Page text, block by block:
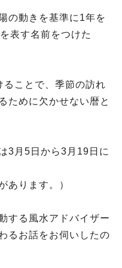
の動きを基準に1年を
表す名前をつけた
ことで、季節の訪れ
ために欠かせない暦と
3月5日から3月19日に
あります。）
する風水アドバイザー
るお話をお伺いしたの